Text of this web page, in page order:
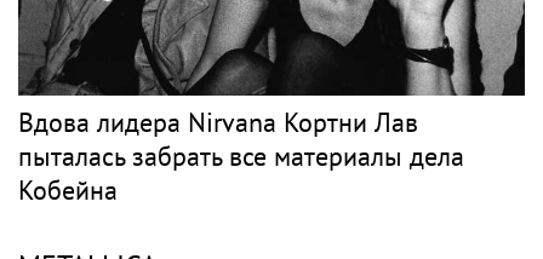
Вдова лидера Nirvana Кортни Лав
пыталась забрать все материалы дела
Кобейна